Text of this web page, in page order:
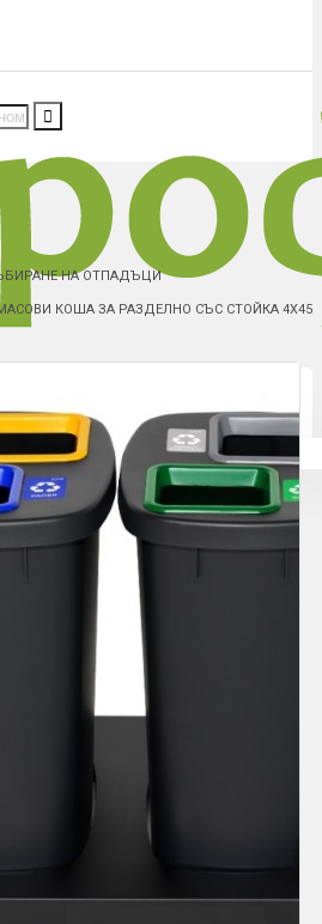
НА ОТПАДЪЦИ
КОША ЗА РАЗДЕЛНО СЪС СТОЙКА 4Х45Л